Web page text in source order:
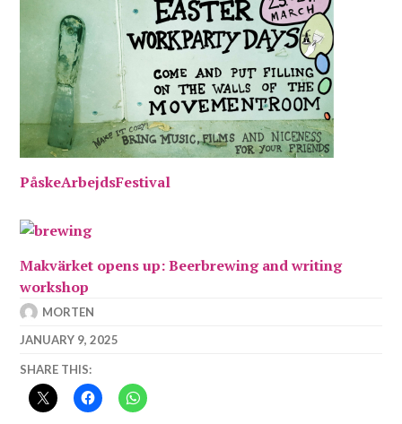
PåskeArbejdsFestival
Makvärket opens up: Beerbrewing and writing
workshop
MORTEN
JANUARY 9, 2025
SHARE THIS: